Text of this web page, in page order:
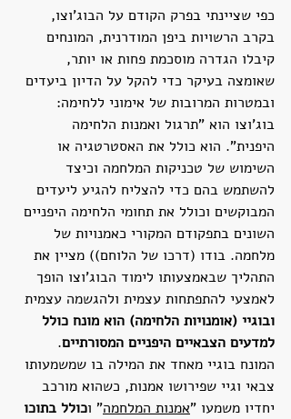
כפי שציינתי בפרק הקודם על הבוג'וצו,
בקרב הרשויות ביפן המודרנית, המונחים
קיבלו הגדרה מוסכמת פחות או יותר,
שאומצה בעיקר כדי להקל על הדיון ביעדים
ובמטרות המרובות של אימוני ללחימה:
בוג'וצו הוא "תרגול ואמנות הלחימה
היפנית". הוא כולל את האסטרטגיה או
השימוש של טכניקות המלחמה וכיצד
להשתמש בהם כדי להצליח להגיע ליעדים
המבוקשים וכולל את תחומי הלחימה היפניים
השונים בתפקודם המקורי כאמנויות של
מלחמה. בודו (דרכו של הלוחם)) מציין את
התהליך שבאמצעותו לימוד הבוג'וצו הופך
לאמצעי להתפתחות עצמית ולהגשמה עצמית
ובוגיי (אומנויות הלחימה) הוא מונח כולל
למדעים הצבאיים היפניים המסורתיים.
המונח בוגיי מאחד את המילה בו שמשמעותו
צבאי וגיי שפירושו אמנות, כשהוא מורכב
יחדיו משמעו "אמנות המלחמה" וכולל בתוכו